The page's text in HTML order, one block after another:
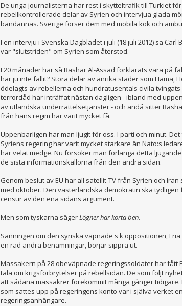
De unga journalisterna har rest i skytteltrafik till Turkiet
rebellkontrollerade delar av Syrien och intervjua glada
bandannas. Sverige förser dem med mobila kök och
I en intervju i Svenska Dagbladet i juli (18 juli 2012) sa Carl
var "slutstriden" om Syrien som återstod.
I 20 månader har så Bashar Al-Assad förklarats vara på
har ju inte fallit? Stora delar av anrika städer som Hama,
ödelagts av rebellerna och hundratusentals civila tvingats
terrordåd har inträffat nästan dagligen - ibland med
av utländska underrättelsetjänster - och ändå sitter
från hans regim har varit mycket få.
Uppenbarligen har man ljugit för oss. I parti och minut.
Syriens regering har varit mycket starkare än Nato:s
har velat medge. Nu försöker man förlänga detta
de sista informationskällorna från den andra sidan.
Genom beslut av EU har all satellit-TV från Syrien och
med oktober. Den västerländska demokratin ska tydligen
censur av den ena sidans argument.
Men som tyskarna sägerLögner har korta ben.
Sanningen om den syriska väpnade s k oppositionen,
en rad andra benämningar, börjar sippra ut.
Massakern på 28 obeväpnade regeringssoldater har fått
tala om krigsförbrytelser på rebellsidan. De som följt
att sådana massakrer förekommit många gånger
som sattes upp på regeringens konto var i själva verket
regeringsanhängare.